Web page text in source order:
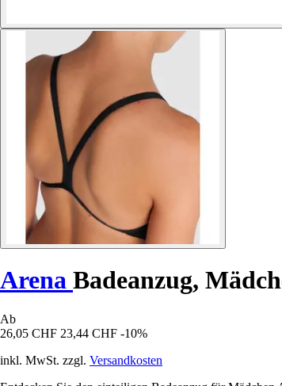
Arena Badeanzug,
Ab
26,05 CHF 23,44 CHF -10%
inkl. MwSt. zzgl. Versandkosten